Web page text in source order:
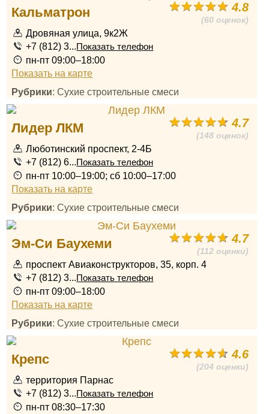
4.8
(60 оценок)
Кальматрон
Дровяная улица, 9к2Ж
+7 (812) 3...Показать телефон
пн-пт 09:00–18:00
Показать на карте
Рубрики: Сухие строительные смеси
4.7
(148 оценок)
Лидер ЛКМ
Люботинский проспект, 2-4Б
+7 (812) 6...Показать телефон
пн-пт 10:00–19:00; сб 10:00–17:00
Показать на карте
Рубрики: Сухие строительные смеси
4.7
(112 оценки)
Эм-Си Баухеми
проспект Авиаконструкторов, 35, корп. 4
+7 (812) 3...Показать телефон
пн-пт 09:00–18:00
Показать на карте
Рубрики: Сухие строительные смеси
4.6
(204 оценки)
Крепс
территория Парнас
+7 (812) 3...Показать телефон
пн-пт 08:30–17:30